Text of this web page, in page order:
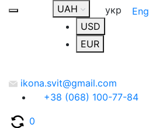
UAH
USD
EUR
укр Eng
ikona.svit@gmail.com
+38 (068) 100-77-84
0